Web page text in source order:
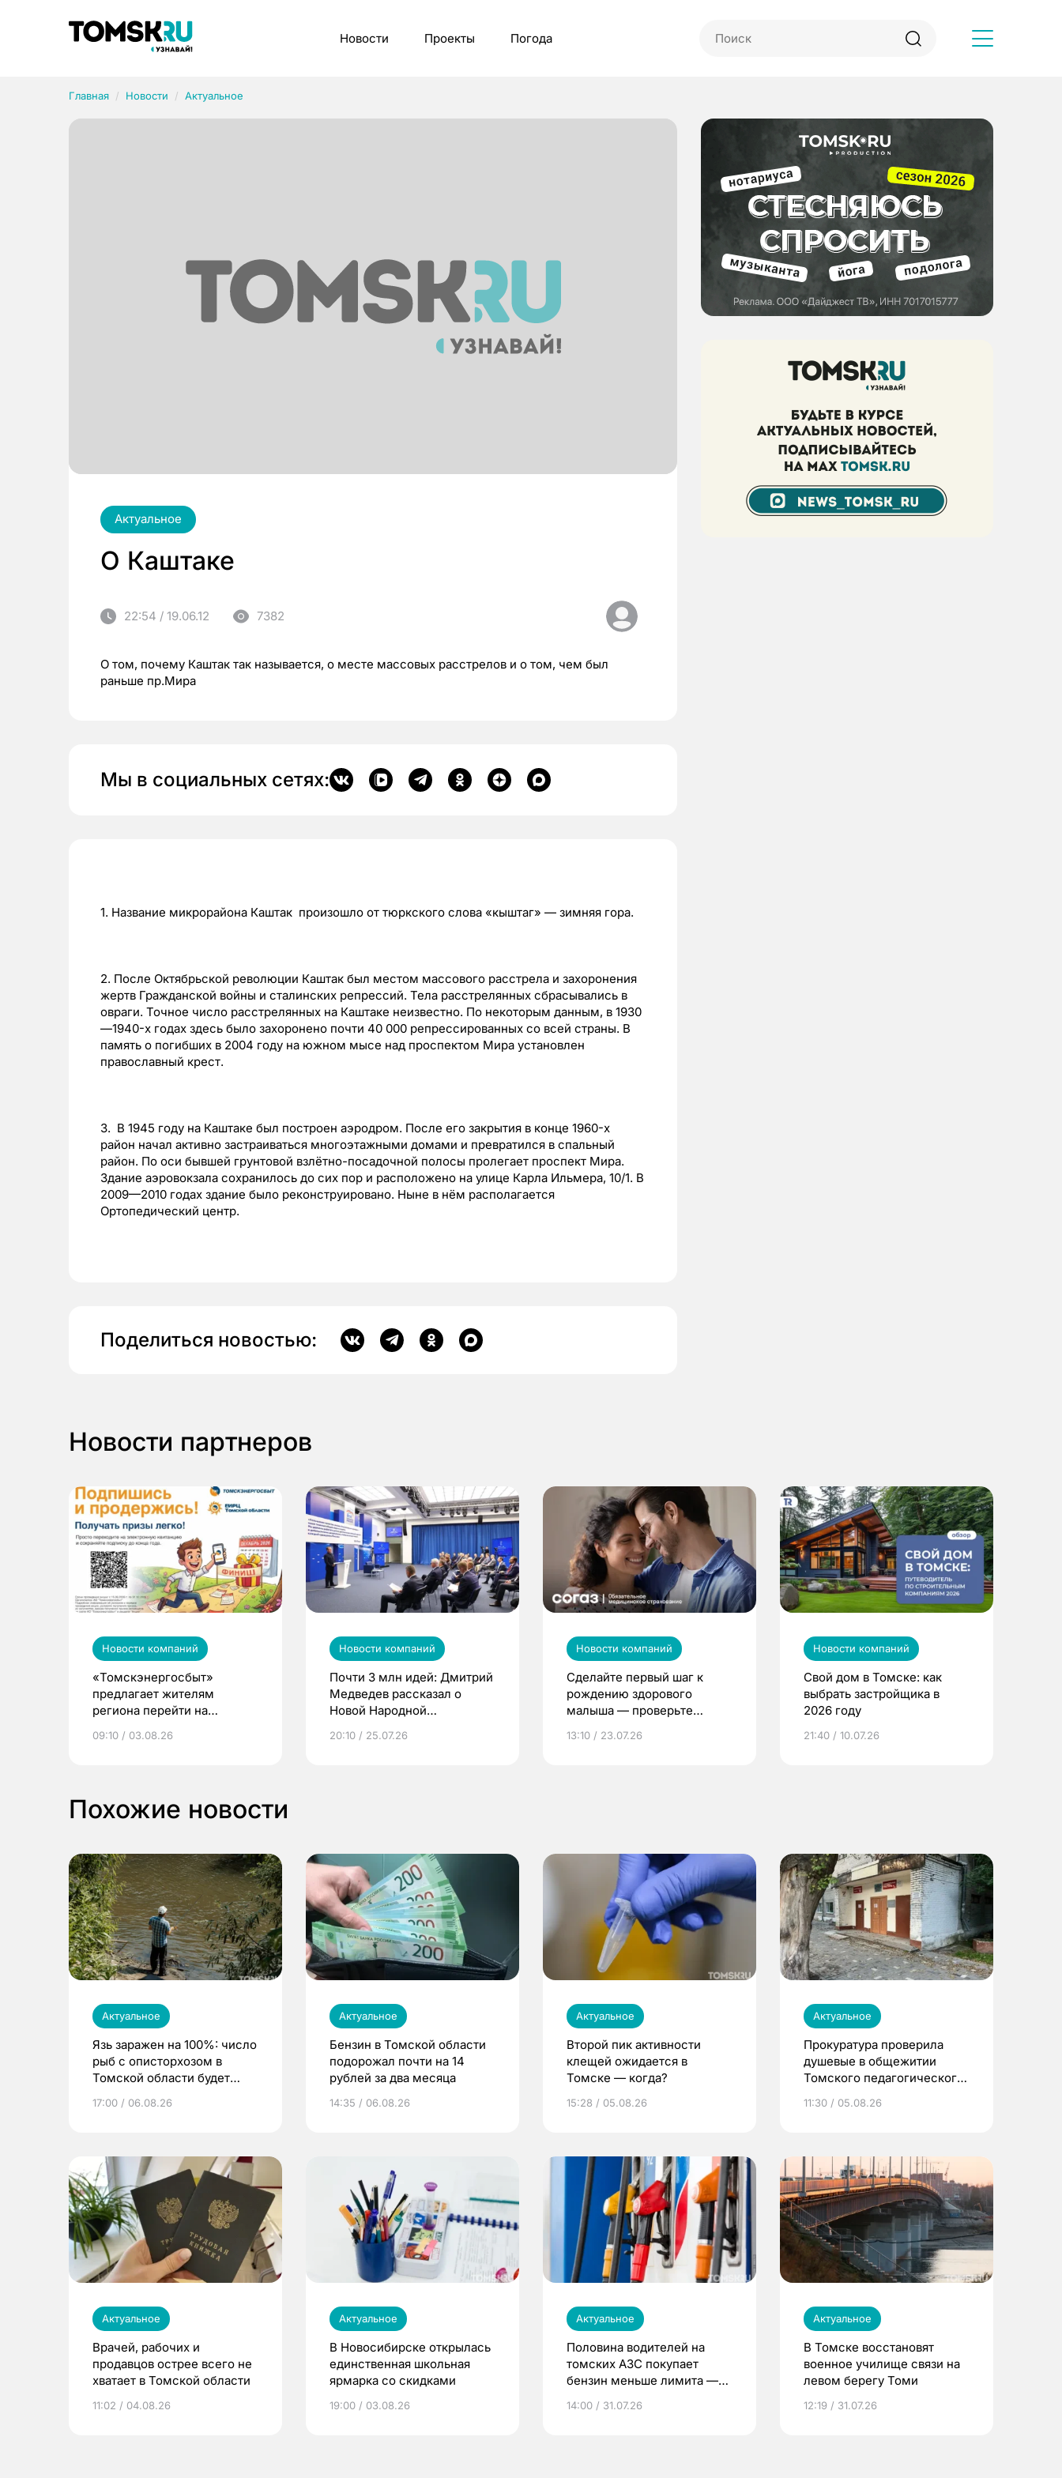
Новости Проекты Погода
Главная Новости Актуальное
Актуальное
О Каштаке
22:54 / 19.06.12 7382
О том, почему Каштак так называется, о месте массовых расстрелов и о том, чем был
раньше пр.Мира
Мы в социальных сетях:
1. Название микрорайона Каштак произошло от тюркского слова «кыштаг» — зимняя гора.
2. После Октябрьской революции Каштак был местом массового расстрела и захоронения
жертв Гражданской войны и сталинских репрессий. Тела расстрелянных сбрасывались в
овраги. Точное число расстрелянных на Каштаке неизвестно. По некоторым данным, в 1930
—1940-х годах здесь было захоронено почти 40 000 репрессированных со всей страны. В
память о погибших в 2004 году на южном мысе над проспектом Мира установлен
православный крест.
3. В 1945 году на Каштаке был построен аэродром. После его закрытия в конце 1960-х
район начал активно застраиваться многоэтажными домами и превратился в спальный
район. По оси бывшей грунтовой взлётно-посадочной полосы пролегает проспект Мира.
Здание аэровокзала сохранилось до сих пор и расположено на улице Карла Ильмера, 10/1. В
2009—2010 годах здание было реконструировано. Ныне в нём располагается
Ортопедический центр.
Поделиться новостью:
Новости партнеров
Новости компаний
«Томскэнергосбыт»
предлагает жителям
региона перейти на
выиграть призы
09:10 / 03.08.26
Новости компаний
Почти 3 млн идей: Дмитрий
Медведев рассказал о
Новой Народной
20:10 / 25.07.26
Новости компаний
Сделайте первый шаг к
рождению здорового
малыша — проверьте
по ОМС!
13:10 / 23.07.26
Новости компаний
Свой дом в Томске: как
выбрать застройщика в
2026 году
21:40 / 10.07.26
Похожие новости
Актуальное
Язь заражен на 100%: число
рыб с описторхозом в
Томской области будет
17:00 / 06.08.26
Актуальное
Бензин в Томской области
подорожал почти на 14
рублей за два месяца
14:35 / 06.08.26
Актуальное
Второй пик активности
клещей ожидается в
Томске — когда?
15:28 / 05.08.26
Актуальное
Прокуратура проверила
душевые в общежитии
Томского педагогического
11:30 / 05.08.26
Актуальное
Врачей, рабочих и
продавцов острее всего не
хватает в Томской области
11:02 / 04.08.26
Актуальное
В Новосибирске открылась
единственная школьная
ярмарка со скидками
19:00 / 03.08.26
Актуальное
Половина водителей на
томских АЗС покупает
бензин меньше лимита —
14:00 / 31.07.26
Актуальное
В Томске восстановят
военное училище связи на
левом берегу Томи
12:19 / 31.07.26
Рубрики